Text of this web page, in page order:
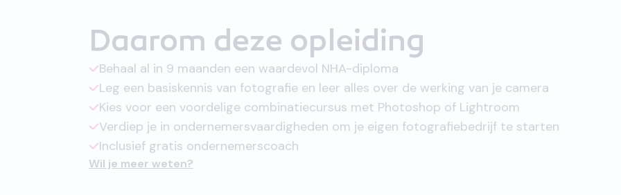
Daarom deze opleiding
Behaal al in 9 maanden een waardevol NHA-diploma
Leg een basiskennis van fotografie en leer alles over de werking van je camera
Kies voor een voordelige combinatiecursus met Photoshop of Lightroom
Verdiep je in ondernemersvaardigheden om je eigen fotografiebedrijf te starten
Inclusief gratis ondernemerscoach
Wil je meer weten?